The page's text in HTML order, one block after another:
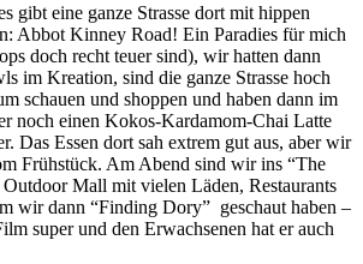
gibt eine ganze Strasse dort mit hippen
Abbot Kinney Road! Ein Paradies für mich
doch recht teuer sind), wir hatten dann
im Kreation, sind die ganze Strasse hoch
schauen und shoppen und haben dann im
noch einen Kokos-Kardamom-Chai Latte
Das Essen dort sah extrem gut aus, aber wir
Frühstück. Am Abend sind wir ins “The
Mall mit vielen Läden, Restaurants
wir dann “Finding Dory” geschaut haben –
super und den Erwachsenen hat er auch